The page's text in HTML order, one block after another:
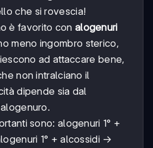
che si rovescia!
è favorito con alogenuri
meno ingombro sterico,
ad attaccare bene,
non intralciano il
dipende sia dal
sono: alogenuri 1° +
1° + alcossidi →